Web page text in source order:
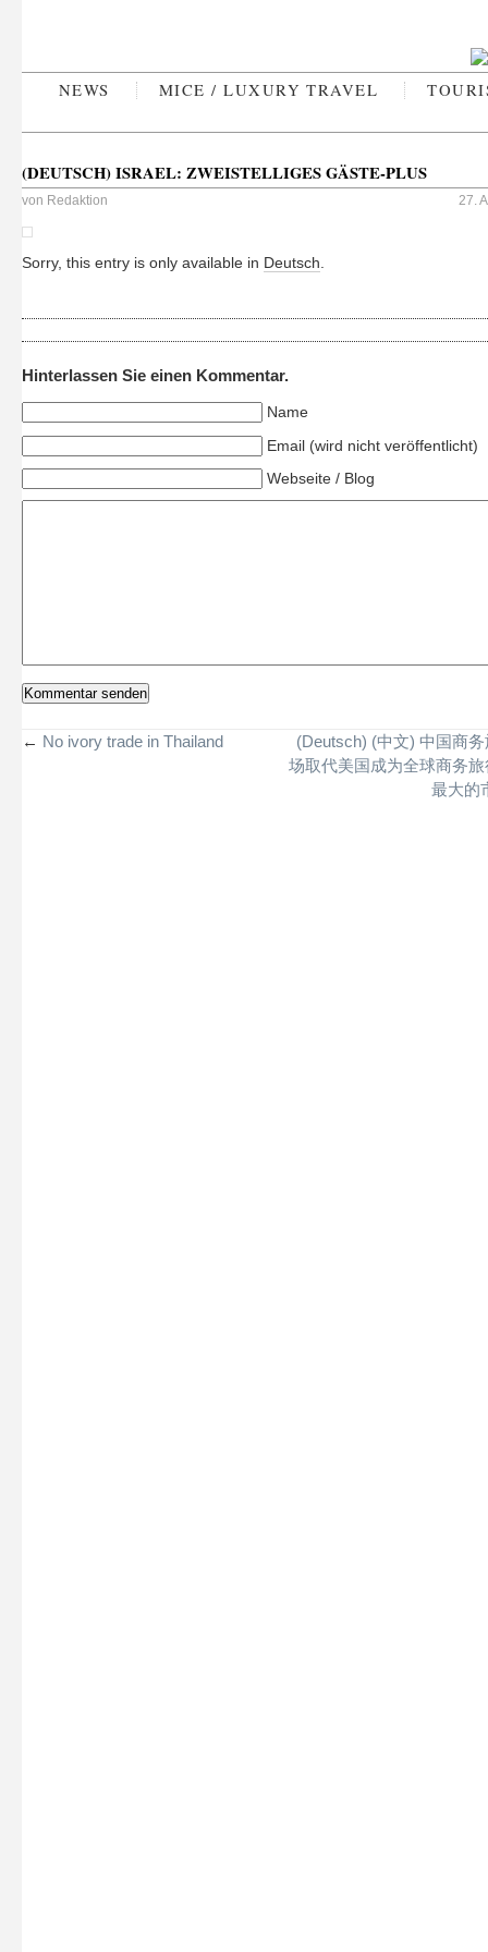
NEWS MICE / LUXURY TRAVEL
(DEUTSCH) ISRAEL: ZWEISTELLIGES GÄSTE-PLUS
27.
von Redaktion
Sorry, this entry is only available in Deutsch.
Hinterlassen Sie einen Kommentar.
Name
Email (wird nicht veröffentlicht)
Webseite / Blog
(Deutsch) (中文) 中国商
场取代美国成为全球商务
最大的
← No ivory trade in Thailand